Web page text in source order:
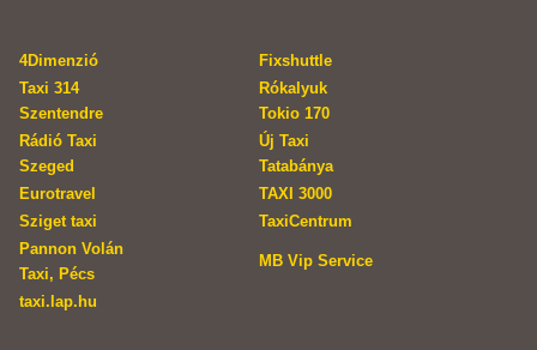
4Dimenzió
Fixshuttle
Taxi 314
Szentendre
Rókalyuk
Tokio 170
Rádió Taxi
Szeged
Új Taxi
Tatabánya
Eurotravel
TAXI 3000
Sziget taxi
TaxiCentrum
Pannon Volán
Taxi, Pécs
MB Vip Service
taxi.lap.hu